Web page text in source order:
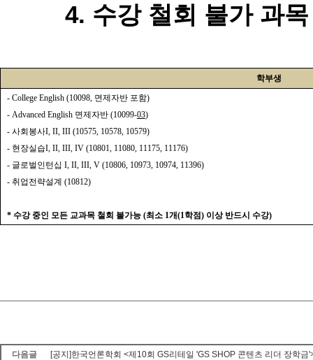
4. 수강 철회 불가 과목
학부생
- College English (10098, 면제자반 포함)
- Advanced English 면제자반 (10099-03)
- 사회봉사I, II, III (10575, 10578, 10579)
- 현장실습I, II, III, IV (10801, 11080, 11175, 11176)
- 글로벌인턴십 I, II, III, V (10806, 10973, 10974, 11396)
- 취업전략설계 (10812)
* 수강 중인 모든 교과목 철회 불가능 (최소 1개(1학점) 이상 반드시 수강)
다음글
[공지]한국언론학회 <제10회 GS리테일 'GS SHOP 콘텐츠 리더 장학금